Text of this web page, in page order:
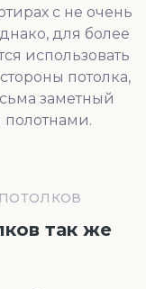
с не очень
для более
использовать
потолка,
заметный
так же